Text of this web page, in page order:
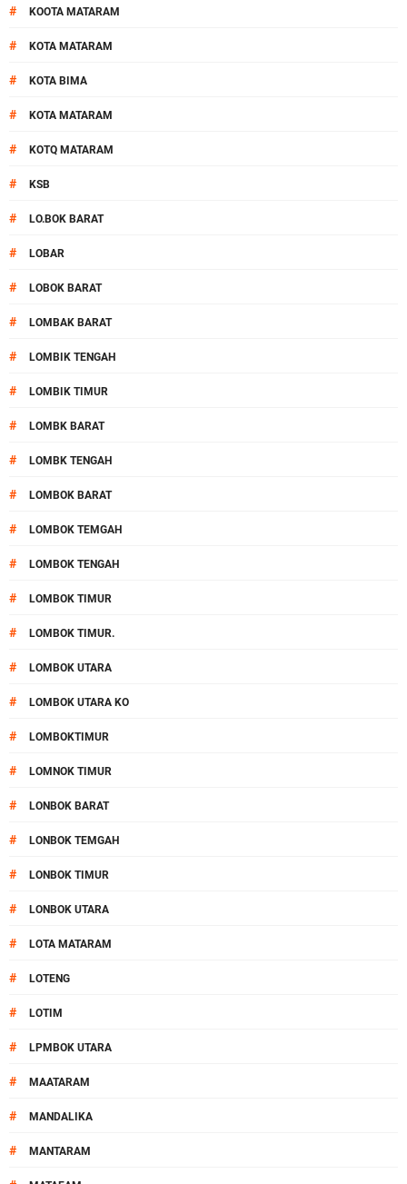
# KOOTA MATARAM
# KOTA MATARAM
# KOTA BIMA
# KOTA MATARAM
# KOTQ MATARAM
# KSB
# LO.BOK BARAT
# LOBAR
# LOBOK BARAT
# LOMBAK BARAT
# LOMBIK TENGAH
# LOMBIK TIMUR
# LOMBK BARAT
# LOMBK TENGAH
# LOMBOK BARAT
# LOMBOK TEMGAH
# LOMBOK TENGAH
# LOMBOK TIMUR
# LOMBOK TIMUR.
# LOMBOK UTARA
# LOMBOK UTARA KO
# LOMBOKTIMUR
# LOMNOK TIMUR
# LONBOK BARAT
# LONBOK TEMGAH
# LONBOK TIMUR
# LONBOK UTARA
# LOTA MATARAM
# LOTENG
# LOTIM
# LPMBOK UTARA
# MAATARAM
# MANDALIKA
# MANTARAM